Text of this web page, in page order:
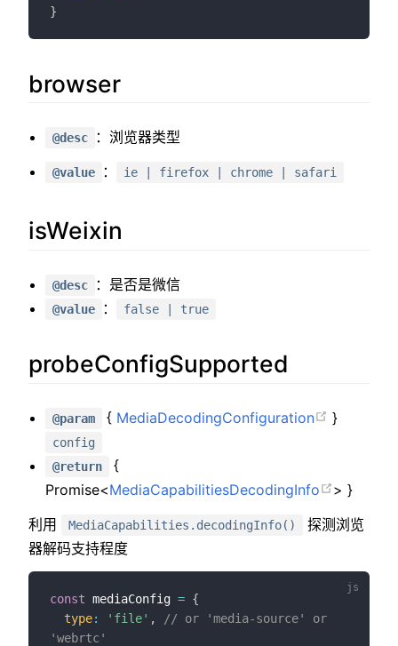
dash
无
缝
切
换
}
browser
@desc ：浏览器类型
@value ： ie | firefox | chrome | safari
isWeixin
@desc ：是否是微信
@value ： false | true
probeConfigSupported
@param { MediaDecodingConfiguration }
config
@return
{
Promise<MediaCapabilitiesDecodingInfo
> }
利用
MediaCapabilities.decodingInfo()
探测浏览
器解码支持程度
const mediaConfig = {
type: 'file' ,
// or 'media-source' or
'webrtc'